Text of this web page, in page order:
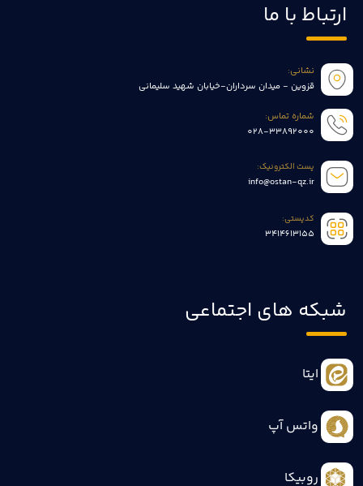
ارتباط با ما
نشانی:
قزوین - میدان سرداران-خیابان شهید سلیمانی
شماره تماس:
028-33892000
پست الکترونیک:
info@ostan-qz.ir
کدپستی:
3414613155
شبکه های اجتماعی
ایتا
واتس آپ
روبیکا